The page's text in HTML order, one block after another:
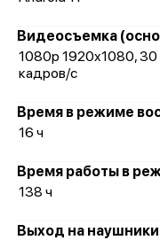
Видеосъемка
1080p 1920x1080,
кадров/с
Время в режиме
16 ч
Время работы в
138 ч
Выход на наушники